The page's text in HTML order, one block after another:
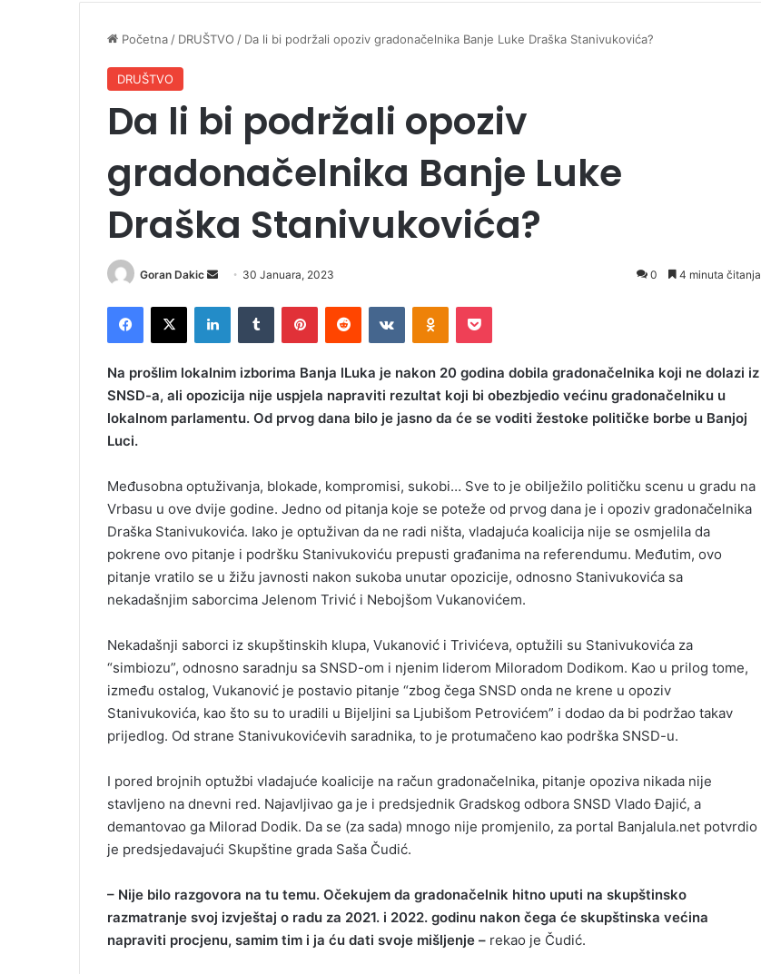
Početna / DRUŠTVO / Da li bi podržali opoziv gradonačelnika Banje Luke Draška Stanivukovića?
DRUŠTVO
Da li bi podržali opoziv
gradonačelnika Banje Luke
Draška Stanivukovića?
Goran Dakic
e
m
l
30 Januara, 2023 0 4 minuta čitanja
Na prošlim lokalnim izborima Banja lLuka je nakon 20 godina dobila gradonačelnika koji ne dolazi iz
SNSD-a, ali opozicija nije uspjela napraviti rezultat koji bi obezbjedio većinu gradonačelniku u
lokalnom parlamentu. Od prvog dana bilo je jasno da će se voditi žestoke političke borbe u Banjoj
Luci.
Međusobna optuživanja, blokade, kompromisi, sukobi… Sve to je obilježilo političku scenu u gradu na
Vrbasu u ove dvije godine. Jedno od pitanja koje se poteže od prvog dana je i opoziv gradonačelnika
Draška Stanivukovića. Iako je optuživan da ne radi ništa, vladajuća koalicija nije se osmjelila da
pokrene ovo pitanje i podršku Stanivukoviću prepusti građanima na referendumu. Međutim, ovo
pitanje vratilo se u žižu javnosti nakon sukoba unutar opozicije, odnosno Stanivukovića sa
nekadašnjim saborcima Jelenom Trivić i Nebojšom Vukanovićem.
Nekadašnji saborci iz skupštinskih klupa, Vukanović i Trivićeva, optužili su Stanivukovića za
“simbiozu”, odnosno saradnju sa SNSD-om i njenim liderom Miloradom Dodikom. Kao u prilog tome,
između ostalog, Vukanović je postavio pitanje “zbog čega SNSD onda ne krene u opoziv
Stanivukovića, kao što su to uradili u Bijeljini sa Ljubišom Petrovićem” i dodao da bi podržao takav
prijedlog. Od strane Stanivukovićevih saradnika, to je protumačeno kao podrška SNSD-u.
I pored brojnih optužbi vladajuće koalicije na račun gradonačelnika, pitanje opoziva nikada nije
stavljeno na dnevni red. Najavljivao ga je i predsjednik Gradskog odbora SNSD Vlado Đajić, a
demantovao ga Milorad Dodik. Da se (za sada) mnogo nije promjenilo, za portal Banjalula.net potvrdio
je predsjedavajući Skupštine grada Saša Čudić.
– Nije bilo razgovora na tu temu. Očekujem da gradonačelnik hitno uputi na skupštinsko
razmatranje svoj izvještaj o radu za 2021. i 2022. godinu nakon čega će skupštinska većina
napraviti procjenu, samim tim i ja ću dati svoje mišljenje – rekao je Čudić.